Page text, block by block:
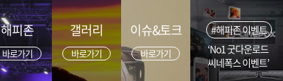
해피존
바로가기
갤러리
바로가기
이슈&토크
바로가기
#해피존 이벤트
‘No1 굿다운로드
씨네폭스 이벤트’